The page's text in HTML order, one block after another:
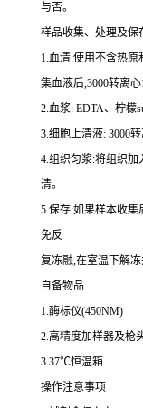
与否。
样品收集、处理及保
1.血清:使用不含热原
集血液后,3000转离心
2.血浆: EDTA、柠檬
3.细胞上清液: 3000
4.组织匀浆:将组织加
清。
5.保存:如果样本收集
免反
复冻融,在室温下解冻
自备物品
1.酶标仪(450NM)
2.高精度加样器及枪
3.37℃恒温箱
操作注意事项